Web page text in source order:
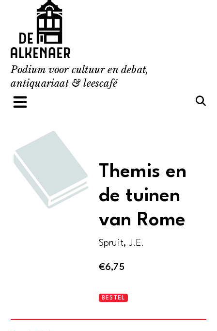
content
Podium voor cultuur en debat,
antiquariaat & leescafé
Themis en
de tuinen
van Rome
Spruit, J.E.
€6,75
Themis
BESTEL